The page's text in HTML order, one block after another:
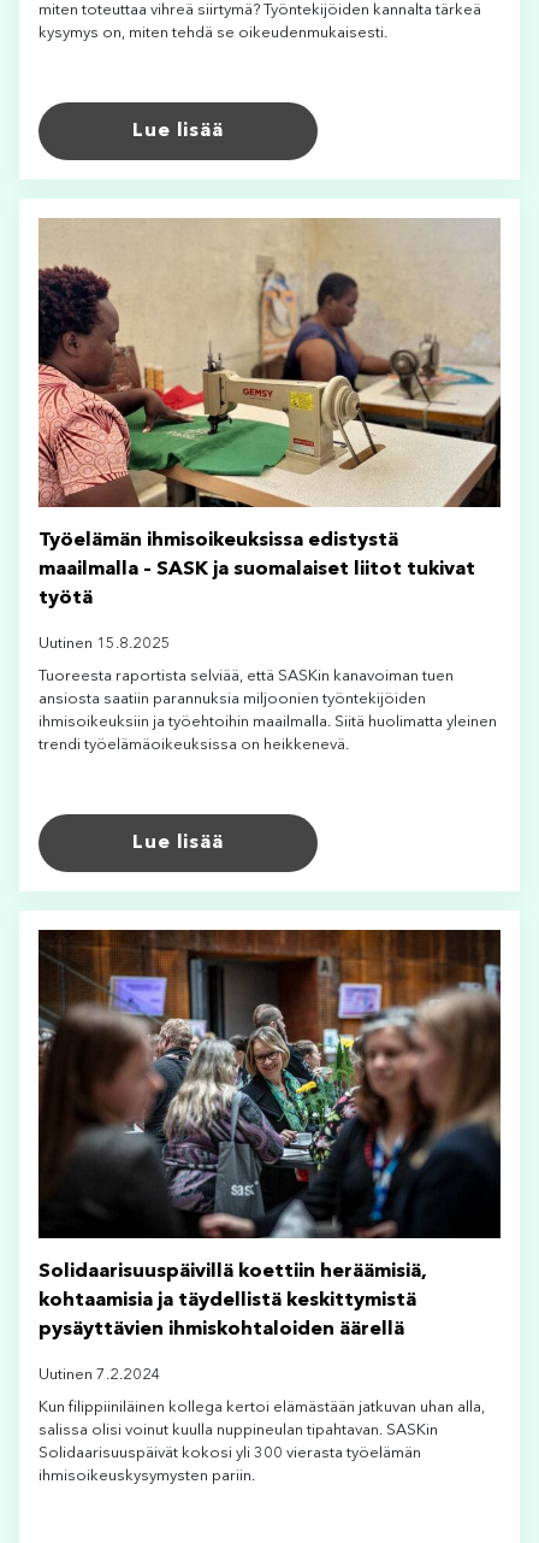
miten toteuttaa vihreä siirtymä? Työntekijöiden kannalta tärkeä
kysymys on, miten tehdä se oikeudenmukaisesti.
Lue lisää
Työelämän ihmisoikeuksissa edistystä
maailmalla – SASK ja suomalaiset liitot tukivat
työtä
Uutinen 15.8.2025
Tuoreesta raportista selviää, että SASKin kanavoiman tuen
ansiosta saatiin parannuksia miljoonien työntekijöiden
ihmisoikeuksiin ja työehtoihin maailmalla. Siitä huolimatta yleinen
trendi työelämäoikeuksissa on heikkenevä.
Lue lisää
Solidaarisuuspäivillä koettiin heräämisiä,
kohtaamisia ja täydellistä keskittymistä
pysäyttävien ihmiskohtaloiden äärellä
Uutinen 7.2.2024
Kun filippiiniläinen kollega kertoi elämästään jatkuvan uhan alla,
salissa olisi voinut kuulla nuppineulan tipahtavan. SASKin
Solidaarisuuspäivät kokosi yli 300 vierasta työelämän
ihmisoikeuskysymysten pariin.